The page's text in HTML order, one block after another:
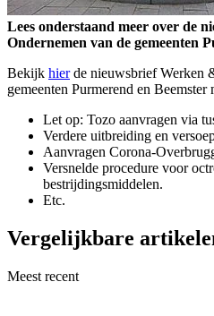
Lees onderstaand meer over de
Ondernemen van de gemeenten
Bekijk hierde nieuwsbrief Werken
gemeenten Purmerend en Beemster
Let op: Tozo aanvragen via
Verdere uitbreiding en
Aanvragen Corona-
Versnelde procedure voor
bestrijdingsmiddelen.
Etc.
Vergelijkbare
Meest recent